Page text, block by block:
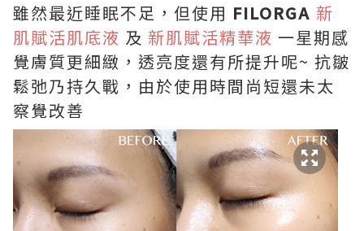
雖然最近睡眠不足，但使用 FILORGA 新
肌賦活肌底液 及 新肌賦活精華液 一星期感
覺膚質更細緻，透亮度還有所提升呢~ 抗皺
鬆弛乃持久戰，由於使用時間尚短還未太
察覺改善